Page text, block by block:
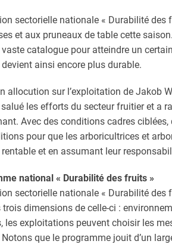
sectorielle nationale « Durabilité des
et aux pruneaux de table cette
catalogue pour atteindre un
ainsi encore plus durable.
allocution sur l’exploitation de Jakob
salué les efforts du secteur fruitier et a
Avec des conditions cadres
pour que les arboricultrices et
et en assumant leur
national « Durabilité des fruits »
sectorielle nationale « Durabilité
trois dimensions de celle-ci :
les exploitations peuvent choisir les
que le programme jouit d’un